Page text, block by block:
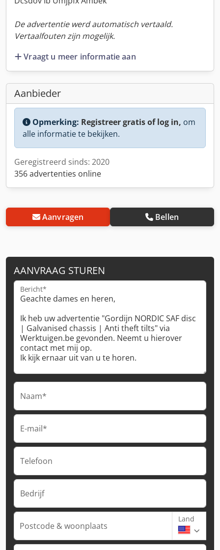
De advertentie werd automatisch vertaald.
Vertaalfouten zijn mogelijk.
Vraagt u meer informatie aan
Aanbieder
Opmerking: Registreer gratis of log in, om
alle informatie te bekijken.
Geregistreerd sinds: 2020
356 advertenties online
Aanvragen Bellen
AANVRAAG STUREN
Bericht*
Naam*
E-mail*
Telefoon
Bedrijf
Postcode & woonplaats
Land